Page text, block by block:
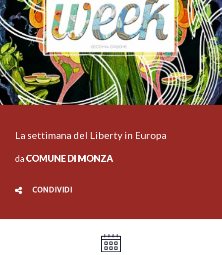
La settimana del Liberty in Europa
da COMUNE DI MONZA
CONDIVIDI